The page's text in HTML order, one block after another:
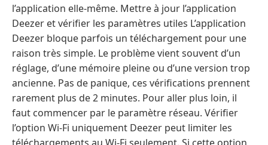
l’application elle-même. Mettre à jour l’application
Deezer et vérifier les paramètres utiles L’application
Deezer bloque parfois un téléchargement pour une
raison très simple. Le problème vient souvent d’un
réglage, d’une mémoire pleine ou d’une version trop
ancienne. Pas de panique, ces vérifications prennent
rarement plus de 2 minutes. Pour aller plus loin, il
faut commencer par le paramètre réseau. Vérifier
l’option Wi‑Fi uniquement Deezer peut limiter les